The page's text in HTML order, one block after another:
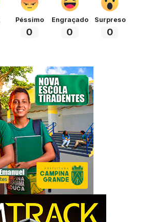
Péssimo
0
Engraçado
0
Surpreso
0